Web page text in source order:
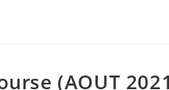
(AOUT